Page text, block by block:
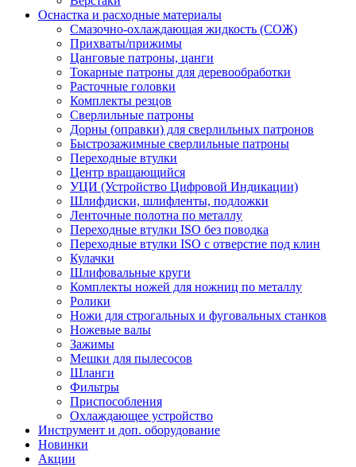
Оснастка и расходные материалы
Смазочно-охлаждающая жидкость (СОЖ)
Прихваты/прижимы
Цанговые патроны, цанги
Токарные патроны для деревообработки
Расточные головки
Комплекты резцов
Сверлильные патроны
Дорны (оправки) для сверлильных патронов
Быстрозажимные сверлильные патроны
Переходные втулки
Центр вращающийся
УЦИ (Устройство Цифровой Индикации)
Шлифдиски, шлифленты, подложки
Ленточные полотна по металлу
Переходные втулки ISO без поводка
Переходные втулки ISO с отверстие под клин
Кулачки
Шлифовальные круги
Комплекты ножей для ножниц по металлу
Ролики
Ножи для строгальных и фуговальных станков
Ножевые валы
Зажимы
Мешки для пылесосов
Шланги
Фильтры
Приспособления
Охлаждающее устройство
Инструмент и доп. оборудование
Новинки
Акции